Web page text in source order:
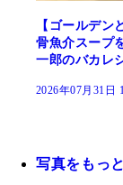
【ゴールデ
骨魚介スープ
一郎のバカレ
2026年07月31日
写真をもっ